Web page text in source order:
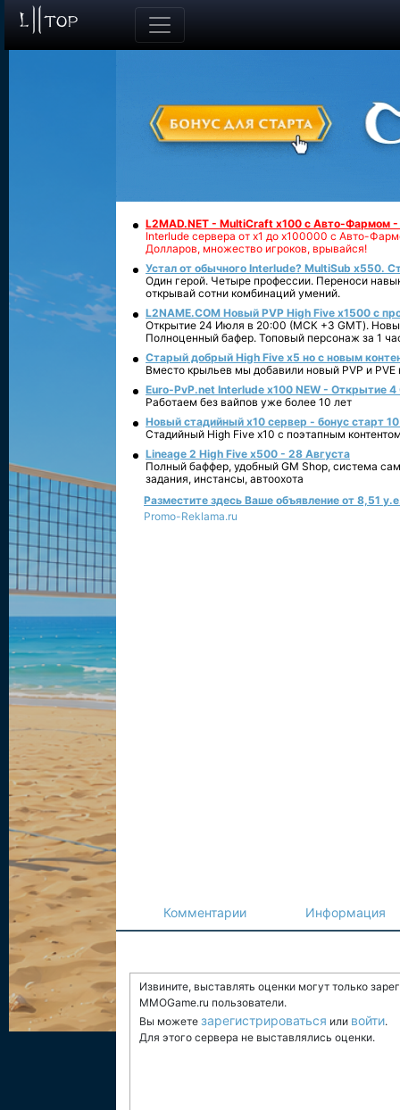
L2MAD.NET - MultiCraft x100 с Авто-Фармом
Interlude сервера от х1 до х100000 с Авто-
Долларов, множество игроков, врывайся!
Устал от обычного Interlude? MultiSub x550.
Один герой. Четыре профессии. Переноси
открывай сотни комбинаций умений.
L2NAME.COM Новый PVP High Five x1500 с
Открытие 24 Июля в 20:00 (МСК +3 GMT).
Полноценный бафер. Топовый персонаж за 1
Старый добрый High Five x5 но с новым
Вместо крыльев мы добавили новый PVP и PVE
Euro-PvP.net Interlude х100 NEW - Открытие 4
Работаем без вайпов уже более 10 лет
Новый стадийный х10 сервер - бонус старт
Стадийный High Five x10 с поэтапным
Lineage 2 High Five x500 - 28 Августа
Полный баффер, удобный GM Shop, система
задания, инстансы, автоохота
Разместите здесь Ваше объявление от 8,51
Promo-Reklama.ru
Комментарии Информация
Извините, выставлять оценки могут только
MMOGame.ru пользователи.
Вы можете зарегистрироваться или войти.
Для этого сервера не выставлялись оценки.